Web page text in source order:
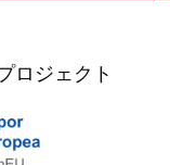
ロジェクト